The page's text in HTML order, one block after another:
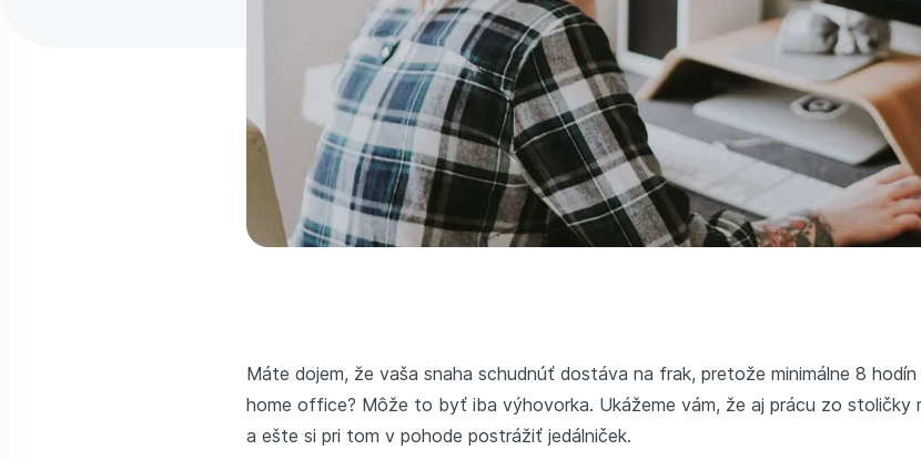
Máte dojem, že vaša snaha schudnúť dostáva na frak, pretože minimálne 8
home office? Môže to byť iba výhovorka. Ukážeme vám, že aj prácu zo stoličky
a ešte si pri tom v pohode postrážiť jedálniček.